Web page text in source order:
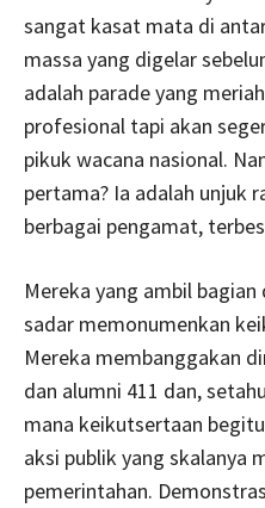
sangat kasat mata di
massa yang digelar
adalah parade yang
profesional tapi akan
pikuk wacana nasional.
pertama? Ia adalah unjuk
berbagai pengamat,
Mereka yang ambil
sadar memonumenkan
Mereka membanggakan
dan alumni 411 dan,
mana keikutsertaan
aksi publik yang skalanya
pemerintahan.